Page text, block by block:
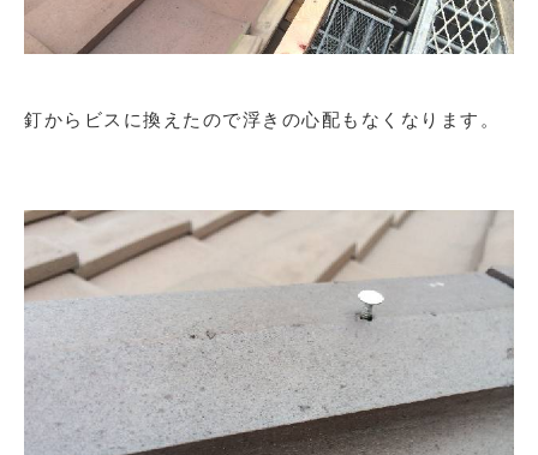
釘からビスに換えたので浮きの心配もなくなります。